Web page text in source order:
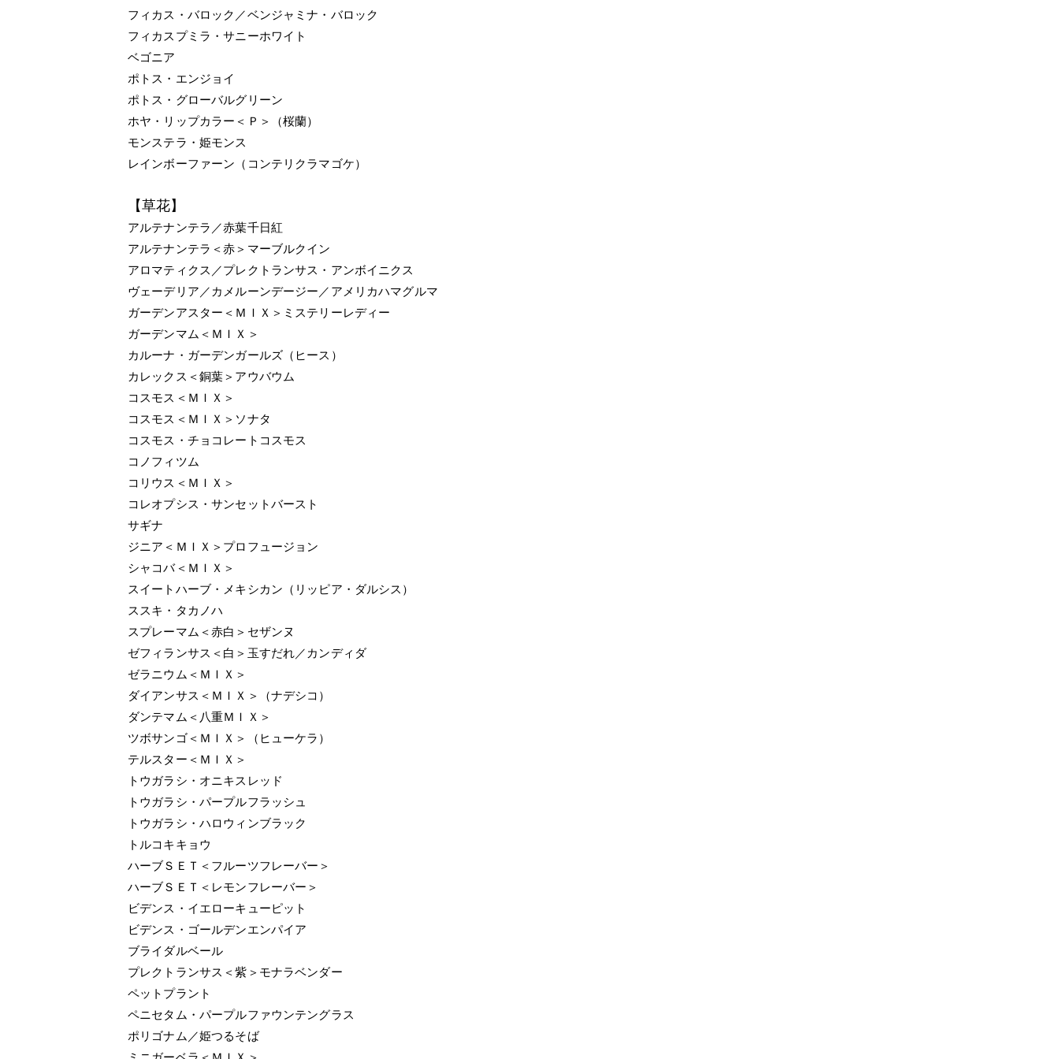
フィカス・バロック／ベンジャミナ・バロック
フィカスプミラ・サニーホワイト
ベゴニア
ポトス・エンジョイ
ポトス・グローバルグリーン
ホヤ・リップカラー＜Ｐ＞（桜蘭）
モンステラ・姫モンス
レインボーファーン（コンテリクラマゴケ）
【草花】
アルテナンテラ／赤葉千日紅
アルテナンテラ＜赤＞マーブルクイン
アロマティクス／プレクトランサス・アンボイニクス
ヴェーデリア／カメルーンデージー／アメリカハマグルマ
ガーデンアスター＜ＭＩＸ＞ミステリーレディー
ガーデンマム＜ＭＩＸ＞
カルーナ・ガーデンガールズ（ヒース）
カレックス＜銅葉＞アウバウム
コスモス＜ＭＩＸ＞
コスモス＜ＭＩＸ＞ソナタ
コスモス・チョコレートコスモス
コノフィツム
コリウス＜ＭＩＸ＞
コレオプシス・サンセットバースト
サギナ
ジニア＜ＭＩＸ＞プロフュージョン
シャコバ＜ＭＩＸ＞
スイートハーブ・メキシカン（リッピア・ダルシス）
ススキ・タカノハ
スプレーマム＜赤白＞セザンヌ
ゼフィランサス＜白＞玉すだれ／カンディダ
ゼラニウム＜ＭＩＸ＞
ダイアンサス＜ＭＩＸ＞（ナデシコ）
ダンテマム＜八重ＭＩＸ＞
ツボサンゴ＜ＭＩＸ＞（ヒューケラ）
テルスター＜ＭＩＸ＞
トウガラシ・オニキスレッド
トウガラシ・パープルフラッシュ
トウガラシ・ハロウィンブラック
トルコキキョウ
ハーブＳＥＴ＜フルーツフレーバー＞
ハーブＳＥＴ＜レモンフレーバー＞
ビデンス・イエローキューピット
ビデンス・ゴールデンエンパイア
ブライダルベール
プレクトランサス＜紫＞モナラベンダー
ペットプラント
ペニセタム・パープルファウンテングラス
ポリゴナム／姫つるそば